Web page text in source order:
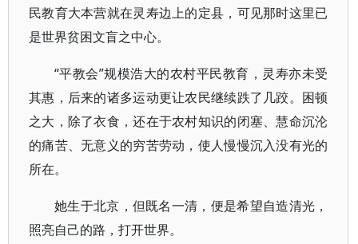
民教育大本营就在灵寿边上的定县，可见那时这里已
是世界贫困文盲之中心。
“平教会”规模浩大的农村平民教育，灵寿亦未受
其惠，后来的诸多运动更让农民继续跌了几跤。困顿
之大，除了衣食，还在于农村知识的闭塞、慧命沉沦
的痛苦、无意义的穷苦劳动，使人慢慢沉入没有光的
所在。
她生于北京，但既名一清，便是希望自造清光，
照亮自己的路，打开世界。